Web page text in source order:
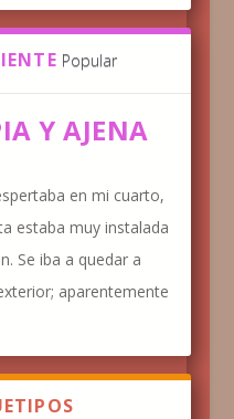
Popular
Y AJENA
en mi cuarto,
estaba muy instalada
Se iba a quedar a
aparentemente